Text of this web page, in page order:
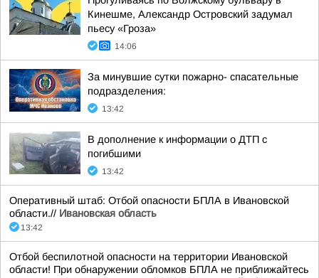
Кинешме, Александр Островский задумал
пьесу «Гроза»
14:06
За минувшие сутки пожарно- спасательные
подразделения:
13:42
В дополнение к информации о ДТП с
погибшими
13:42
Оперативный штаб: Отбой опасности БПЛА в Ивановской
области.// Ивановская область
13:42
Отбой беспилотной опасности на территории Ивановской
области! При обнаружении обломков БПЛА не приближайтесь